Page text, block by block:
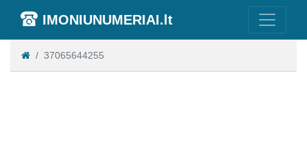
IMONIUNUMERIAI.lt
37065644255